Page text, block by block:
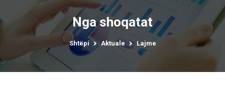
Nga shoqatat
Shtëpi Aktuale Lajme